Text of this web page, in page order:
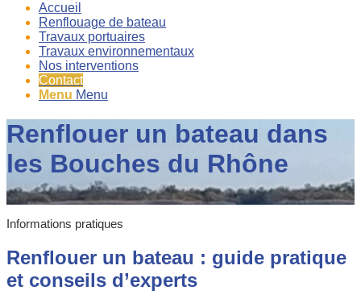
Accueil
Renflouage de bateau
Travaux portuaires
Travaux environnementaux
Nos interventions
Contact
Menu Menu
Renflouer un bateau dans
les Bouches du Rhône
Informations pratiques
Renflouer un bateau : guide pratique
et conseils d’experts